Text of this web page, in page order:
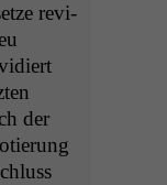
rev­i­
der